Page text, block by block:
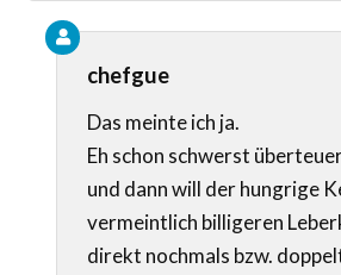
chefgue
Das meinte ich ja.
Eh schon schwerst
und dann will der hungrige
vermeintlich billigeren
direkt nochmals bzw.